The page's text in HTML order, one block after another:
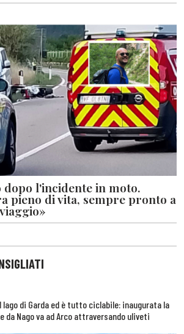
l'incidente in moto.
pieno di vita, sempre pronto a
lago di Garda ed è tutto ciclabile: inaugurata la
da Nago va ad Arco attraversando uliveti